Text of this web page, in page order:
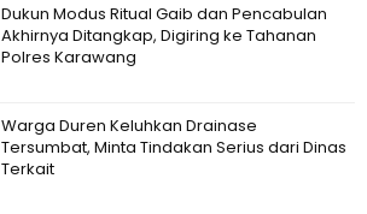
Dukun Modus Ritual Gaib dan Pencabulan
Akhirnya Ditangkap, Digiring ke Tahanan
Polres Karawang
Warga Duren Keluhkan Drainase
Tersumbat, Minta Tindakan Serius dari Dinas
Terkait